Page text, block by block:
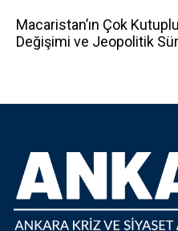
Macaristan’ın Çok
Değişimi ve Jeopolitik